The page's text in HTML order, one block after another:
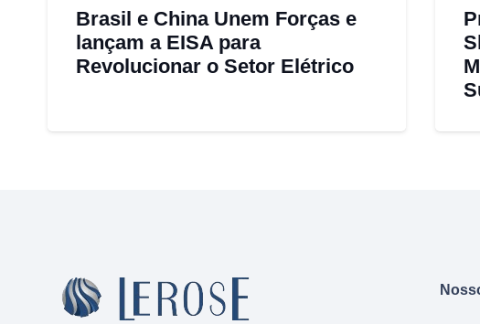
Brasil e China Unem Forças e
lançam a EISA para
Revolucionar o Setor Elétrico